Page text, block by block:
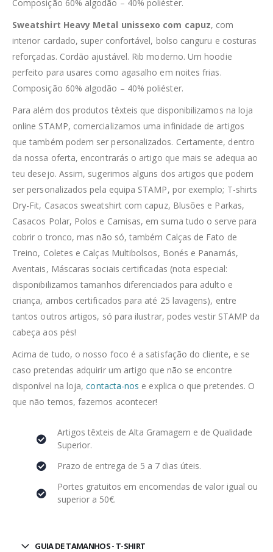
Composição 60% algodão – 40% poliéster.
Sweatshirt Heavy Metal unissexo com capuz, com
interior cardado, super confortável, bolso canguru e costuras
reforçadas. Cordão ajustável. Rib moderno. Um hoodie
perfeito para usares como agasalho em noites frias.
Composição 60% algodão – 40% poliéster.
Para além dos produtos têxteis que disponibilizamos na loja
online STAMP, comercializamos uma infinidade de artigos
que também podem ser personalizados. Certamente, dentro
da nossa oferta, encontrarás o artigo que mais se adequa ao
teu desejo. Assim, sugerimos alguns dos artigos que podem
ser personalizados pela equipa STAMP, por exemplo; T-shirts
Dry-Fit, Casacos sweatshirt com capuz, Blusões e Parkas,
Casacos Polar, Polos e Camisas, em suma tudo o serve para
cobrir o tronco, mas não só, também Calças de Fato de
Treino, Coletes e Calças Multibolsos, Bonés e Panamás,
Aventais, Máscaras sociais certificadas (nota especial:
disponibilizamos tamanhos diferenciados para adulto e
criança, ambos certificados para até 25 lavagens), entre
tantos outros artigos, só para ilustrar, podes vestir STAMP da
cabeça aos pés!
Acima de tudo, o nosso foco é a satisfação do cliente, e se
caso pretendas adquirir um artigo que não se encontre
disponível na loja,contacta-nos e explica o que pretendes. O
que não temos, fazemos acontecer!
Artigos têxteis de Alta Gramagem e de Qualidade
Superior.
Prazo de entrega de 5 a 7 dias úteis.
Portes gratuitos em encomendas de valor igual ou
superior a 50€.
GUIA DE TAMANHOS - T-SHIRT